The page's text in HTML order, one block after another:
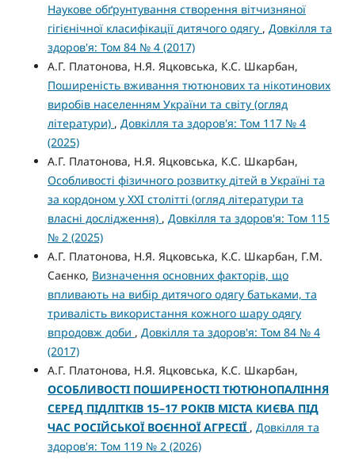
Наукове обґрунтування створення вітчизняної
гігієнічної класифікації дитячого одягу , Довкілля та
здоров'я: Том 84 № 4 (2017)
А.Г. Платонова, Н.Я. Яцковська, К.С. Шкарбан,
Поширеність вживання тютюнових та нікотинових
виробів населенням України та світу (огляд
літератури) , Довкілля та здоров'я: Том 117 № 4
(2025)
А.Г. Платонова, Н.Я. Яцковська, К.С. Шкарбан,
Особливості фізичного розвитку дітей в Україні та
за кордоном у ХХІ столітті (огляд літератури та
власні дослідження) , Довкілля та здоров'я: Том 115
№ 2 (2025)
А.Г. Платонова, Н.Я. Яцковська, К.С. Шкарбан, Г.М.
Саєнко, Визначення основних факторів, що
впливають на вибір дитячого одягу батьками, та
тривалість використання кожного шару одягу
впродовж доби , Довкілля та здоров'я: Том 84 № 4
(2017)
А.Г. Платонова, Н.Я. Яцковська, К.С. Шкарбан,
ОСОБЛИВОСТІ ПОШИРЕНОСТІ ТЮТЮНОПАЛІННЯ
СЕРЕД ПІДЛІТКІВ 15–17 РОКІВ МІСТА КИЄВА ПІД
ЧАС РОСІЙСЬКОЇ ВОЄННОЇ АГРЕСІЇ , Довкілля та
здоров'я: Том 119 № 2 (2026)